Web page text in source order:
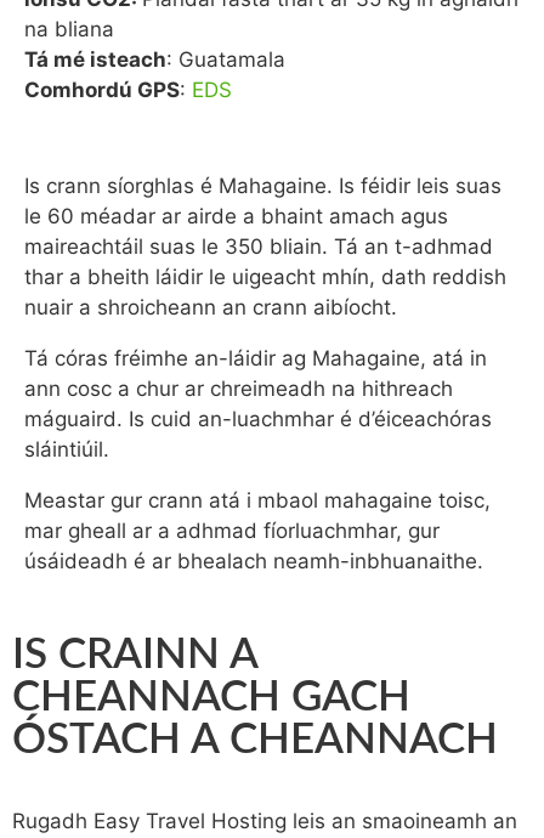
na bliana
Tá mé isteach: Guatamala
Comhordú GPS: EDS
Is crann síorghlas é Mahagaine. Is féidir leis suas
le 60 méadar ar airde a bhaint amach agus
maireachtáil suas le 350 bliain. Tá an t-adhmad
thar a bheith láidir le uigeacht mhín, dath reddish
nuair a shroicheann an crann aibíocht.
Tá córas fréimhe an-láidir ag Mahagaine, atá in
ann cosc ​​a chur ar chreimeadh na hithreach
máguaird. Is cuid an-luachmhar é d’éiceachóras
sláintiúil.
Meastar gur crann atá i mbaol mahagaine toisc,
mar gheall ar a adhmad fíorluachmhar, gur
úsáideadh é ar bhealach neamh-inbhuanaithe.
IS CRAINN A
CHEANNACH GACH
ÓSTACH A CHEANNACH
Rugadh Easy Travel Hosting leis an smaoineamh an